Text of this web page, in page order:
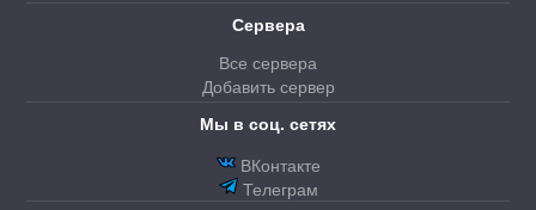
Сервера
Все сервера
Добавить сервер
Мы в соц. сетях
ВКонтакте
Телеграм